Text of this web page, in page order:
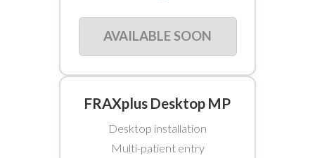
AVAILABLE SOON
FRAXplus Desktop MP
Desktop installation
Multi-patient entry